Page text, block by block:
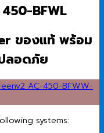
BFWL
ของแท้ พร้อม
ลอดภัย
systems: